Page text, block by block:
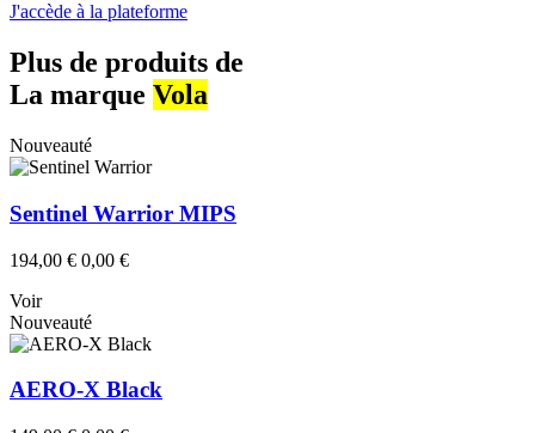
J'accède à la plateforme
Plus de produits de
La marque Vola
Nouveauté
Sentinel Warrior MIPS
194,00 € 0,00 €
Voir
Nouveauté
AERO-X Black